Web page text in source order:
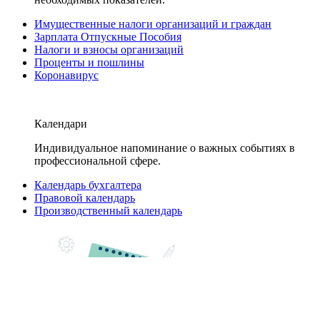
Имущественные налоги организаций и граждан
Зарплата Отпускные Пособия
Налоги и взносы организаций
Проценты и пошлины
Коронавирус
Календари
Индивидуальное напоминание о важных событиях в
профессиональной сфере.
Календарь бухгалтера
Правовой календарь
Производственный календарь